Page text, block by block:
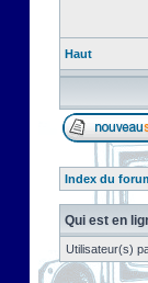
Haut
Index du
Qui est en
Utilisateur(s)